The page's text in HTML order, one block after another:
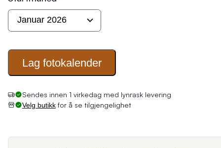
Lag fotokalender
Sendes innen 1 virkedag med lynrask levering
Velg butikkfor å se tilgjengelighet